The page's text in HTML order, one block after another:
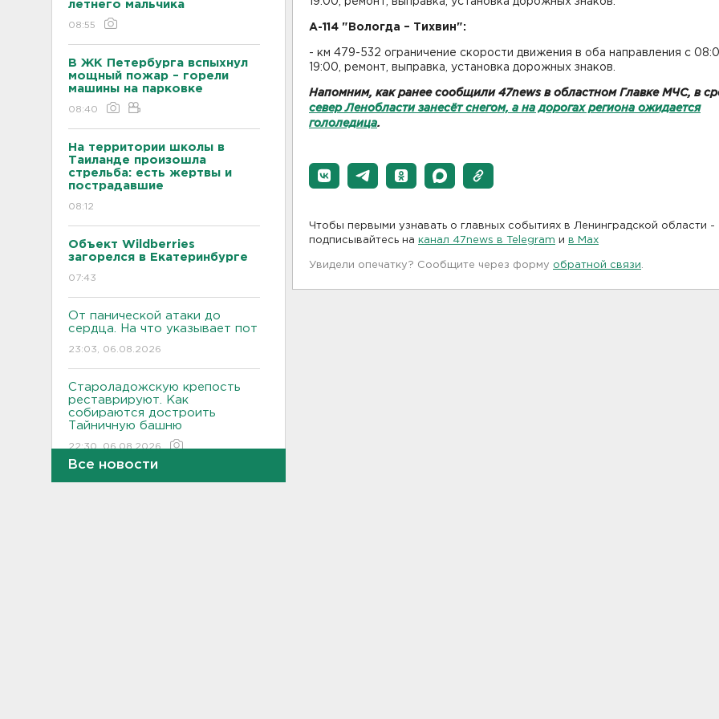
летнего мальчика
08:55
В ЖК Петербурга вспыхнул
мощный пожар – горели
машины на парковке
08:40
На территории школы в
Таиланде произошла
стрельба: есть жертвы и
пострадавшие
08:12
Объект Wildberries
загорелся в Екатеринбурге
07:43
От панической атаки до
сердца. На что указывает пот
23:03, 06.08.2026
Староладожскую крепость
реставрируют. Как
собираются достроить
Тайничную башню
22:30, 06.08.2026
Мошенники меняют
Все новости
А-114 "Вологда – Тихвин":
- км 479-532 ограничение скорости движения в оба направления с
19:00, ремонт, выправка, установка дорожных знаков.
Напомним, как ранее сообщили 47news в областном Главке МЧС, в
север Ленобласти занесёт снегом, а на дорогах региона ожидается
гололедица.
Чтобы первыми узнавать о главных событиях в Ленинградской области -
подписывайтесь на канал 47news в Telegram и в Maх
Увидели опечатку? Сообщите через форму обратной связи